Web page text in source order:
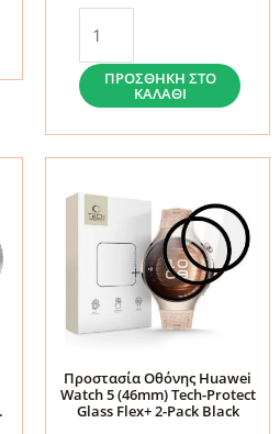
Huawei
Watch
GT
6
41mm
Tech-
Protect
Glass
Fit+
2-
Clear
ποσότητα
ΠΡΟΣΘΉΚΗ ΣΤΟ
ΚΑΛΆΘΙ
Προστασία Οθόνης Huawei
Watch 5 (46mm) Tech-Protect
Glass Flex+ 2-Pack Black